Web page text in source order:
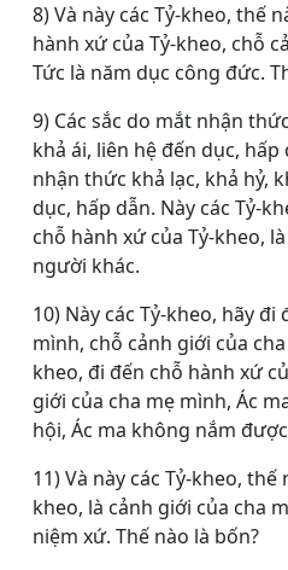
8) Và này các Tỷ-kheo, thế
hành xứ của Tỷ-kheo, chỗ
Tức là năm dục công đức.
9) Các sắc do mắt nhận
khả ái, liên hệ đến dục, hấp
nhận thức khả lạc, khả hỷ,
dục, hấp dẫn. Này các Tỷ-
chỗ hành xứ của Tỷ-kheo,
người khác.
10) Này các Tỷ-kheo, hãy
mình, chỗ cảnh giới của
kheo, đi đến chỗ hành xứ
giới của cha mẹ mình, Ác
hội, Ác ma không nắm
11) Và này các Tỷ-kheo,
kheo, là cảnh giới của cha
niệm xứ. Thế nào là bốn?